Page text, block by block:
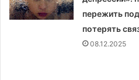
пережить
потерять
08.12.2025